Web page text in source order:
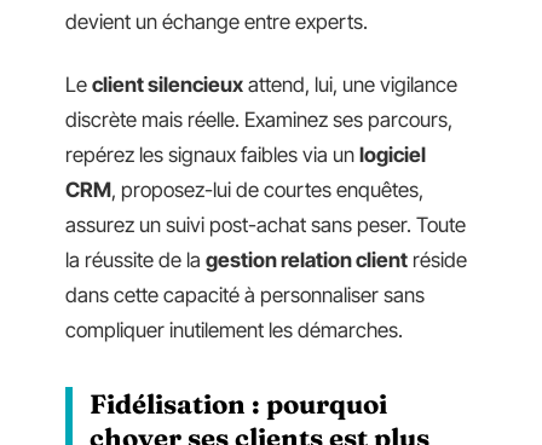
devient un échange entre experts.
Le client silencieux attend, lui, une vigilance
discrète mais réelle. Examinez ses parcours,
repérez les signaux faibles via un logiciel
CRM, proposez-lui de courtes enquêtes,
assurez un suivi post-achat sans peser. Toute
la réussite de la gestion relation client réside
dans cette capacité à personnaliser sans
compliquer inutilement les démarches.
Fidélisation : pourquoi
choyer ses clients est plus